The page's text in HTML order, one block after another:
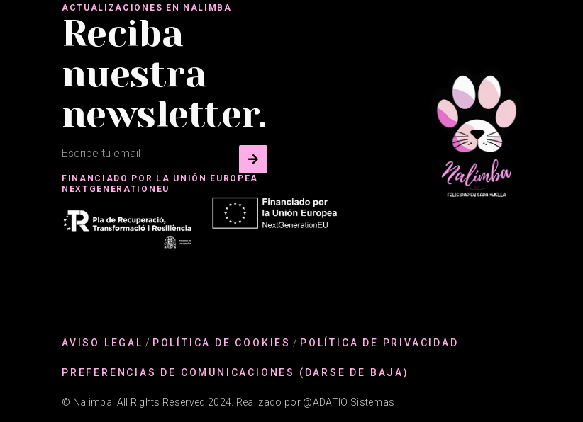
ACTUALIZACIONES EN NALIMBA
Reciba
nuestra
newsletter.
FINANCIADO POR LA UNIÓN EUROPEA
NEXTGENERATIONEU
AVISO LEGAL / POLÍTICA DE COOKIES / POLÍTICA DE PRIVACIDAD
PREFERENCIAS DE COMUNICACIONES (DARSE DE BAJA)
© Nalimba. All Rights Reserved 2024. Realizado por @ADATIO Sistemas